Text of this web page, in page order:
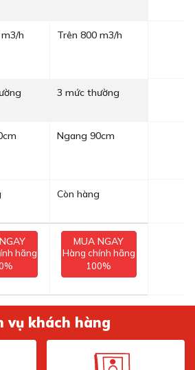
h Trên 800 m3/h
3 mức thường
Ngang 90cm
Còn hàng
hãng
MUA NGAY
Hàng chính hãng
100%
vụ khách hàng